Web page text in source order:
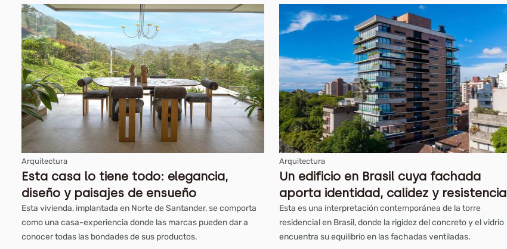
Arquitectura
Esta casa lo tiene todo: elegancia,
diseño y paisajes de ensueño
Esta vivienda, implantada en Norte de Santander, se comporta
como una casa-experiencia donde las marcas pueden dar a
conocer todas las bondades de sus productos.
Arquitectura
Un edificio en Brasil cuya fachada
aporta identidad, calidez y resistencia
Esta es una interpretación contemporánea de la torre
residencial en Brasil, donde la rigidez del concreto y el vidrio
encuentra su equilibrio en las fachadas ventiladas.